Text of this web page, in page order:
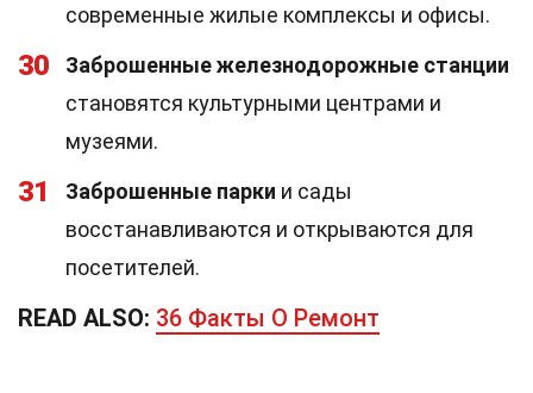
современные жилые комплексы и офисы.
30
Заброшенные железнодорожные станции
становятся культурными центрами и
музеями.
31 Заброшенные парки и сады
восстанавливаются и открываются для
посетителей.
READ ALSO: 36 Факты О Ремонт